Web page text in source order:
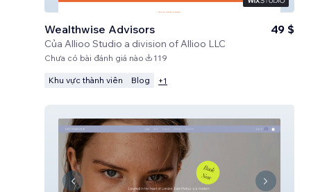
Wealthwise Advisors
Của Allioo Studio a division of Allioo LLC
49 $
Chưa có bài đánh giá nào 119
Khu vực thành viên Blog +1